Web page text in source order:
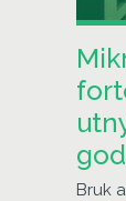
Bruk